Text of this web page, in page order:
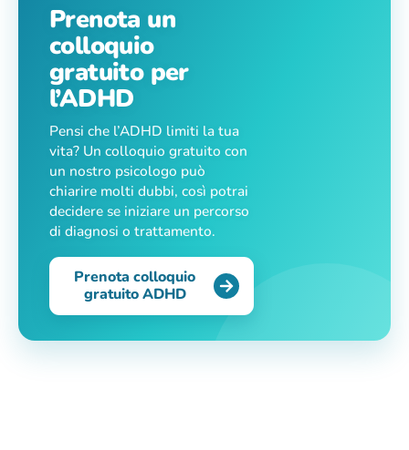
Prenota un
colloquio
gratuito per
l’ADHD
Pensi che l’ADHD limiti la tua
vita? Un colloquio gratuito con
un nostro psicologo può
chiarire molti dubbi, così potrai
decidere se iniziare un percorso
di diagnosi o trattamento.
Prenota colloquio
gratuito ADHD